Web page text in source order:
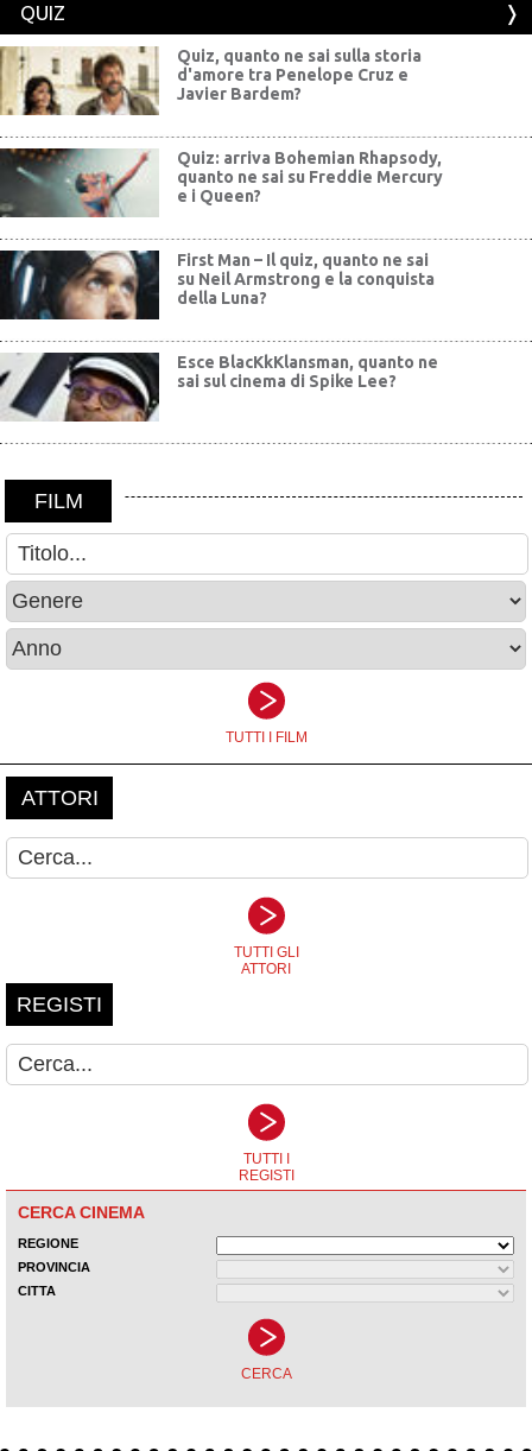
QUIZ
Quiz, quanto ne sai sulla storia
d'amore tra Penelope Cruz e
Javier Bardem?
Quiz: arriva Bohemian Rhapsody,
quanto ne sai su Freddie Mercury
e i Queen?
First Man – Il quiz, quanto ne sai
su Neil Armstrong e la conquista
della Luna?
Esce BlacKkKlansman, quanto ne
sai sul cinema di Spike Lee?